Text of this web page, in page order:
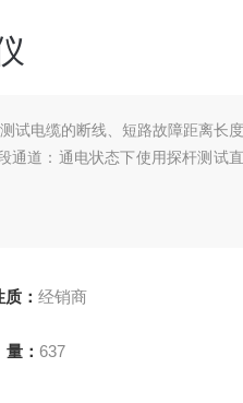
试电缆的断线、短路故障距离长
通道：通电状态下使用探杆测试
： 经销商
： 637